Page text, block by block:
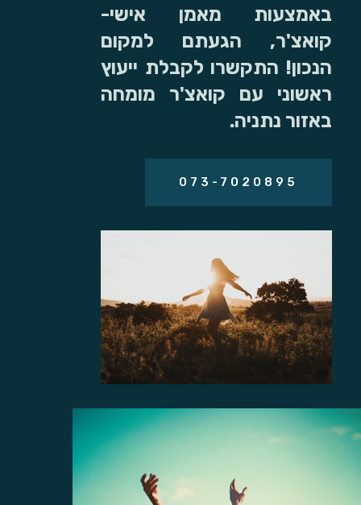
באמצעות מאמן אישי-
קואצ'ר, הגעתם למקום
הנכון! התקשרו לקבלת ייעוץ
ראשוני עם קואצ'ר מומחה
באזור נתניה.
073-7020895